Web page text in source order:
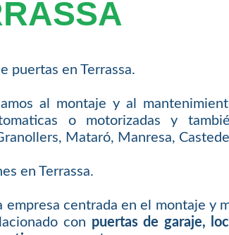
puertas en Terrassa.
al montaje y al
o motorizadas y
Mataró, Manresa,
en Terrassa.
empresa centrada en el montaje y
con puertas de garaje,